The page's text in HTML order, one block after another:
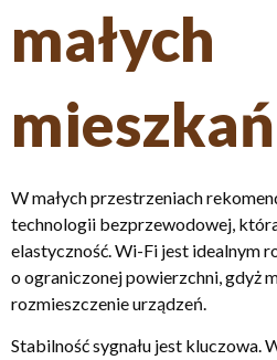
małych
mieszkań
W małych przestrzeniach
technologii bezprzewodowej,
elastyczność. Wi-Fi jest idealnym
o ograniczonej powierzchni, gdyż
rozmieszczenie urządzeń.
Stabilność sygnału jest kluczowa.